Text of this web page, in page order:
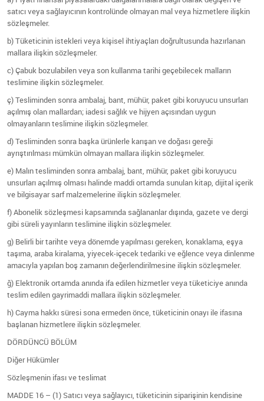
satıcı veya sağlayıcının kontrolünde olmayan mal veya hizmetlere ilişkin
sözleşmeler.
b) Tüketicinin istekleri veya kişisel ihtiyaçları doğrultusunda hazırlanan
mallara ilişkin sözleşmeler.
c) Çabuk bozulabilen veya son kullanma tarihi geçebilecek malların
teslimine ilişkin sözleşmeler.
ç) Tesliminden sonra ambalaj, bant, mühür, paket gibi koruyucu unsurları
açılmış olan mallardan; iadesi sağlık ve hijyen açısından uygun
olmayanların teslimine ilişkin sözleşmeler.
d) Tesliminden sonra başka ürünlerle karışan ve doğası gereği
ayrıştırılması mümkün olmayan mallara ilişkin sözleşmeler.
e) Malın tesliminden sonra ambalaj, bant, mühür, paket gibi koruyucu
unsurları açılmış olması halinde maddi ortamda sunulan kitap, dijital içerik
ve bilgisayar sarf malzemelerine ilişkin sözleşmeler.
f) Abonelik sözleşmesi kapsamında sağlananlar dışında, gazete ve dergi
gibi süreli yayınların teslimine ilişkin sözleşmeler.
g) Belirli bir tarihte veya dönemde yapılması gereken, konaklama, eşya
taşıma, araba kiralama, yiyecek-içecek tedariki ve eğlence veya dinlenme
amacıyla yapılan boş zamanın değerlendirilmesine ilişkin sözleşmeler.
ğ) Elektronik ortamda anında ifa edilen hizmetler veya tüketiciye anında
teslim edilen gayrimaddi mallara ilişkin sözleşmeler.
h) Cayma hakkı süresi sona ermeden önce, tüketicinin onayı ile ifasına
başlanan hizmetlere ilişkin sözleşmeler.
DÖRDÜNCÜ BÖLÜM
Diğer Hükümler
Sözleşmenin ifası ve teslimat
MADDE 16 – (1) Satıcı veya sağlayıcı, tüketicinin siparişinin kendisine